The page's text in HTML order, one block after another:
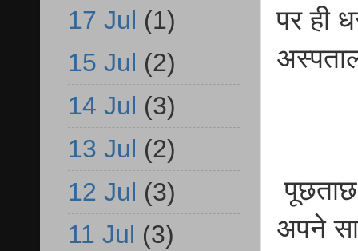
पर ही
अपने
17 Jul (1)
15 Jul (2)
14 Jul (3)
13 Jul (2)
12 Jul (3)
11 Jul (3)